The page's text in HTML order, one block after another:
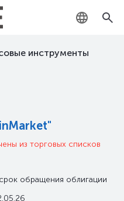
KZ
инструменты
из торговых списков
обращения облигации